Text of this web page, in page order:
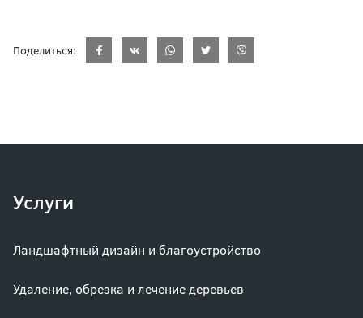
Поделиться:
Услуги
Ландшафтный дизайн и благоустройство
Удаление, обрезка и лечение деревьев